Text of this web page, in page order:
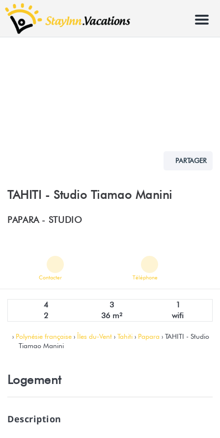
Menu
PARTAGER
TAHITI - Studio Tiamao Manini
PAPARA - STUDIO
Contacter Téléphone
4 3
1
2
36 m² wifi
› Polynésie française › Îles du-Vent › Tahiti › Papara › TAHITI - Studio
Tiamao Manini
Logement
Description